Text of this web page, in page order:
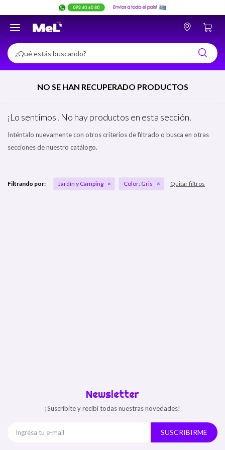

NO SE HAN RECUPERADO PRODUCTOS
¡Lo sentimos! No hay productos en esta sección.
Inténtalo nuevamente con otros criterios de filtrado o busca en otras
secciones de nuestro catálogo.
Filtrando por: Jardín y Camping Color: Gris Quitar filtros
Newsletter
¡Suscribite y recibí todas nuestras novedades!
SUSCRIBIRME